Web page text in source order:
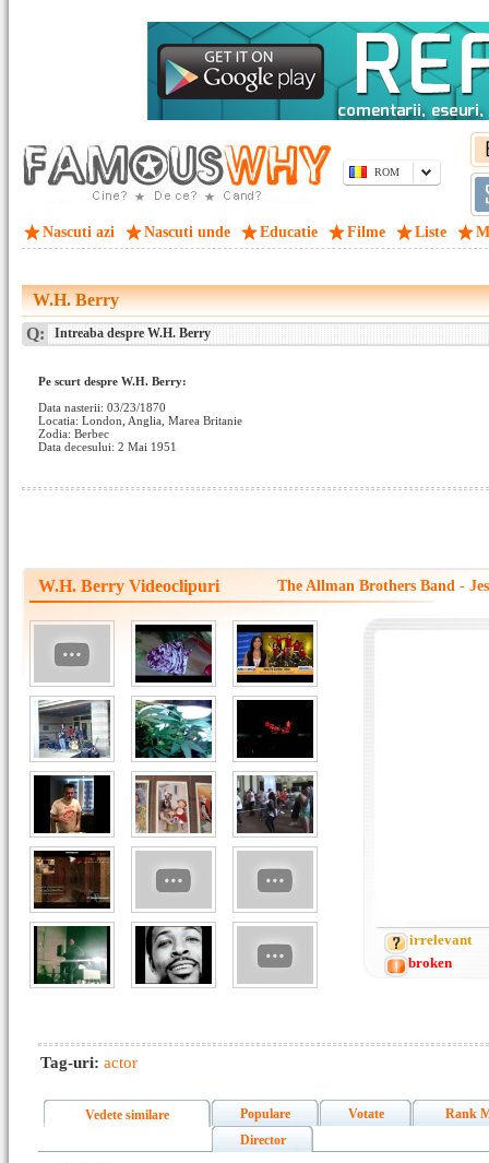
ROM
Nascuti azi Nascuti unde Educatie Filme Liste
W.H. Berry
Q: Intreaba despre W.H. Berry
Pe scurt despre W.H. Berry:
Data nasterii: 03/23/1870
Locatia: London, Anglia, Marea Britanie
Zodia: Berbec
Data decesului: 2 Mai 1951
W.H. Berry Videoclipuri The Allman Brothers Band -
irrelevant
broken
Tag-uri: actor
Vedete similare Populare Votate
Rank
Director